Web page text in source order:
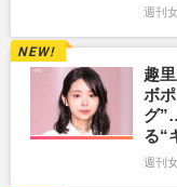
週刊
趣
ボ
グ
る“
週刊